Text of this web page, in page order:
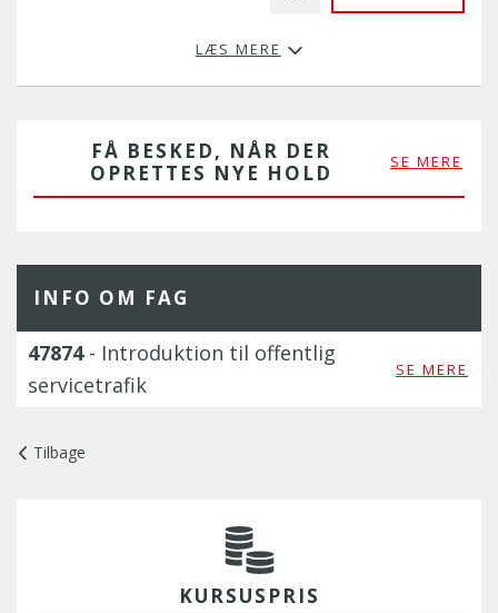
LÆS MERE
FÅ BESKED, NÅR DER
OPRETTES NYE HOLD
SE MERE
INFO OM FAG
47874- Introduktion til offentlig
servicetrafik
SE MERE
Tilbage
KURSUSPRIS